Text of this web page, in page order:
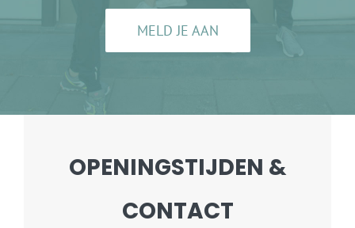
MELD JE AAN
OPENINGSTIJDEN &
CONTACT